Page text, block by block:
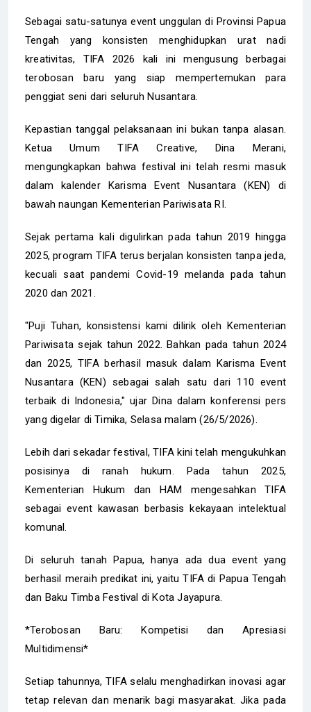
Sebagai satu-satunya event unggulan di Provinsi Papua
Tengah yang konsisten menghidupkan urat nadi
kreativitas, TIFA 2026 kali ini mengusung berbagai
terobosan baru yang siap mempertemukan para
penggiat seni dari seluruh Nusantara.
Kepastian tanggal pelaksanaan ini bukan tanpa alasan.
Ketua Umum TIFA Creative, Dina Merani,
mengungkapkan bahwa festival ini telah resmi masuk
dalam kalender Karisma Event Nusantara (KEN) di
bawah naungan Kementerian Pariwisata RI.
Sejak pertama kali digulirkan pada tahun 2019 hingga
2025, program TIFA terus berjalan konsisten tanpa jeda,
kecuali saat pandemi Covid-19 melanda pada tahun
2020 dan 2021.
"Puji Tuhan, konsistensi kami dilirik oleh Kementerian
Pariwisata sejak tahun 2022. Bahkan pada tahun 2024
dan 2025, TIFA berhasil masuk dalam Karisma Event
Nusantara (KEN) sebagai salah satu dari 110 event
terbaik di Indonesia," ujar Dina dalam konferensi pers
yang digelar di Timika, Selasa malam (26/5/2026).
Lebih dari sekadar festival, TIFA kini telah mengukuhkan
posisinya di ranah hukum. Pada tahun 2025,
Kementerian Hukum dan HAM mengesahkan TIFA
sebagai event kawasan berbasis kekayaan intelektual
komunal.
Di seluruh tanah Papua, hanya ada dua event yang
berhasil meraih predikat ini, yaitu TIFA di Papua Tengah
dan Baku Timba Festival di Kota Jayapura.
*Terobosan Baru: Kompetisi dan Apresiasi
Multidimensi*
Setiap tahunnya, TIFA selalu menghadirkan inovasi agar
tetap relevan dan menarik bagi masyarakat. Jika pada